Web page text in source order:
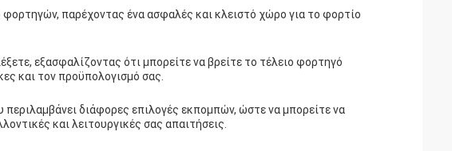
παρέχοντας ένα ασφαλές και κλειστό χώρο για το φορτίο
εξασφαλίζοντας ότι μπορείτε να βρείτε το τέλειο φορτηγό
και τον προϋπολογισμό σας.
διάφορες επιλογές εκπομπών, ώστε να μπορείτε να
και λειτουργικές σας απαιτήσεις.